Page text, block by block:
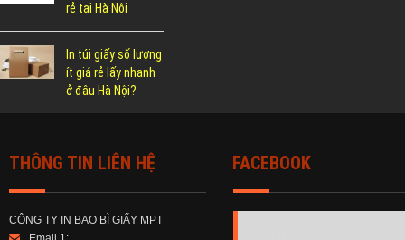
rẻ tại Hà Nội
In túi giấy số lượng
ít giá rẻ lấy nhanh
ở đâu Hà Nội?
THÔNG TIN LIÊN HỆ
CÔNG TY IN BAO BÌ GIẤY MPT
FACEBOOK